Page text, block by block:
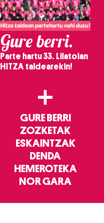
Gure berri.
Parte hartu 33. Lilatoian
HITZA taldearekin!
+
GURE BERRI
ZOZKETAK
ESKAINTZAK
DENDA
HEMEROTEKA
NOR GARA